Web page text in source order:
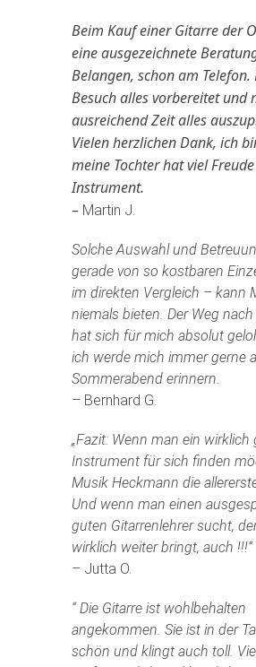
Beim Kauf einer Gitarre der
eine ausgezeichnete
Belangen, schon am Telefon.
Besuch alles vorbereitet und
ausreichend Zeit alles
Vielen herzlichen Dank, ich
meine Tochter hat viel
Instrument.
– Martin J.
Solche Auswahl und
gerade von so kostbaren
im direkten Vergleich – kann
niemals bieten. Der Weg
hat sich für mich absolut
ich werde mich immer gerne
Sommerabend erinnern.
– Bernhard G.
„Fazit: Wenn man ein wirklich
Instrument für sich finden
Musik Heckmann die
Und wenn man einen
guten Gitarrenlehrer sucht,
wirklich weiter bringt, auch !!!“
– Jutta O.
“ Die Gitarre ist wohlbehalten
angekommen. Sie ist in der
schön und klingt auch toll.